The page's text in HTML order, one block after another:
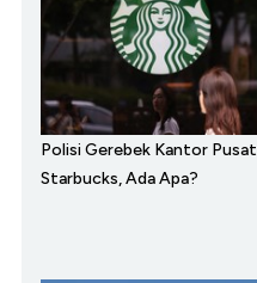
Polisi Gerebek Kantor Pusat
Starbucks, Ada Apa?